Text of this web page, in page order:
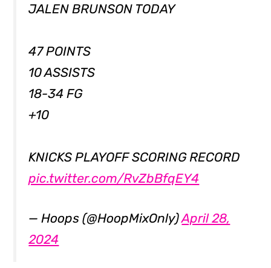
JALEN BRUNSON TODAY
47 POINTS
10 ASSISTS
18-34 FG
+10
KNICKS PLAYOFF SCORING RECORD
pic.twitter.com/RvZbBfqEY4
— Hoops (@HoopMixOnly)April 28,
2024